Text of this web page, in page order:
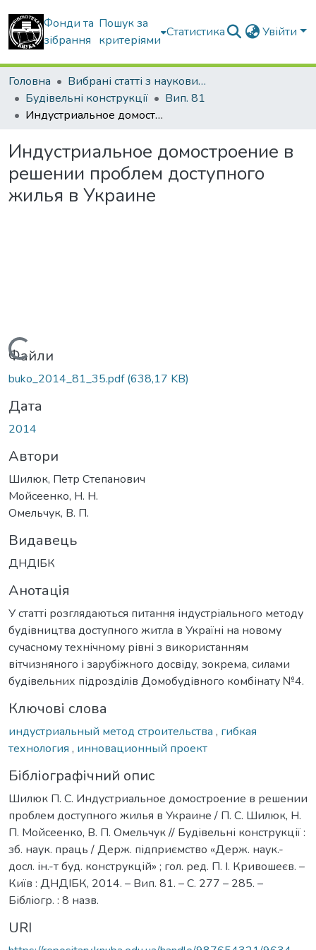
Фонди та
зібрання
Пошук за
критеріями
Статистика Увійти
Головна
Вибрані статті з наукових збірників КНУБА
Будівельні конструкції
Вип. 81
Индустриальное домостроение в решении проблем доступного жилья в Украине
Индустриальное домостроение в
решении проблем доступного
жилья в Украине
Вантажиться...
Файли
buko_2014_81_35.pdf(638,17 KB)
Дата
2014
Автори
Шилюк, Петр Степанович
Мойсеенко, Н. Н.
Омельчук, В. П.
Видавець
ДНДІБК
Анотація
У статті розглядаються питання індустріального методу
будівництва доступного житла в Україні на новому
сучасному технічному рівні з використанням
вітчизняного і зарубіжного досвіду, зокрема, силами
будівельних підрозділів Домобудівного комбінату №4.
Ключові слова
индустриальный метод строительства , гибкая
технология , инновационный проект
Бібліографічний опис
Шилюк П. С. Индустриальное домостроение в решении
проблем доступного жилья в Украине / П. С. Шилюк, Н.
П. Мойсеенко, В. П. Омельчук // Будівельні конструкції :
зб. наук. праць / Держ. підприємство «Держ. наук.-
досл. ін.-т буд. конструкцій» ; гол. ред. П. І. Кривошеєв. –
Київ : ДНДІБК, 2014. – Вип. 81. – С. 277 – 285. –
Бібліогр. : 8 назв.
URI